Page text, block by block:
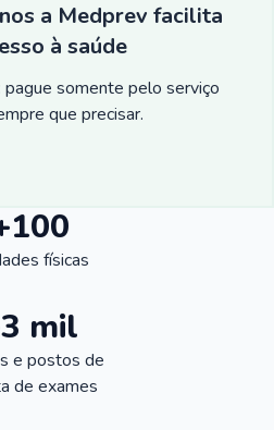
a Medprev facilita
à saúde
pague somente pelo serviço
que precisar.
físicas
mil
e postos de
de exames